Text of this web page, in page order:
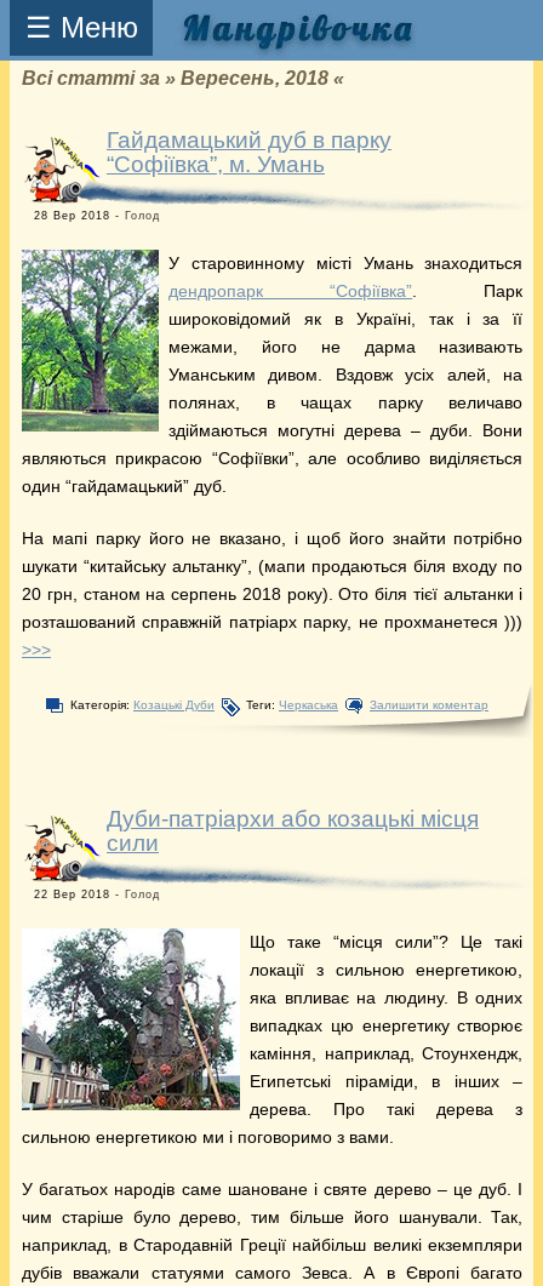
☰ Меню
Всі статті за » Вересень, 2018 «
Гайдамацький дуб в парку
“Софіївка”, м. Умань
28 Вер 2018 - Голод
У старовинному місті Умань знаходиться
дендропарк “Софіївка” . Парк
широковідомий як в Україні, так і за її
межами, його не дарма називають
Уманським дивом. Вздовж усіх алей, на
полянах, в чащах парку величаво
здіймаються могутні дерева – дуби. Вони
являються прикрасою “Софіївки”, але особливо виділяється
один “гайдамацький” дуб.
На мапі парку його не вказано, і щоб його знайти потрібно
шукати “китайську альтанку”, (мапи продаються біля входу по
20 грн, станом на серпень 2018 року). Ото біля тієї альтанки і
розташований справжній патріарх парку, не прохманетеся )))
>>>
Категорія: Козацькі Дуби Теги: Черкаська Залишити коментар
Дуби-патріархи або козацькі місця
сили
22 Вер 2018 - Голод
Що таке “місця сили”? Це такі
локації з сильною енергетикою,
яка впливає на людину. В одних
випадках цю енергетику створює
каміння, наприклад, Стоунхендж,
Египетські піраміди, в інших –
дерева. Про такі дерева з
сильною енергетикою ми і поговоримо з вами.
У багатьох народів саме шановане і святе дерево – це дуб. І
чим старіше було дерево, тим більше його шанували. Так,
наприклад, в Стародавній Греції найбільш великі екземпляри
дубів вважали статуями самого Зевса. А в Європі багато